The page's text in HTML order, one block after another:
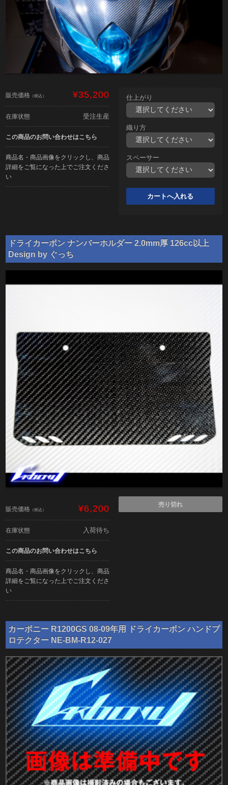
販売価格 （税込） ¥35,200
在庫状態 受注生産
この商品のお問い合わせはこちら
商品名・商品画像をクリックし、商品
詳細をご覧になった上でご注文くださ
い
仕上がり
織り方
スペーサー
ドライカーボン ナンバーホルダー 2.0mm厚 126cc以上
Design by ぐっち
販売価格 （税込） ¥6,200
在庫状態 入荷待ち
この商品のお問い合わせはこちら
商品名・商品画像をクリックし、商品
詳細をご覧になった上でご注文くださ
い
売り切れ
カーボニー R1200GS 08-09年用 ドライカーボン ハンドプ
ロテクター NE-BM-R12-027